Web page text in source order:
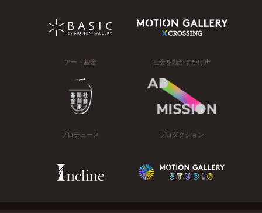
アート基金 社会を動かすかけ声
プロデュース プロダクション